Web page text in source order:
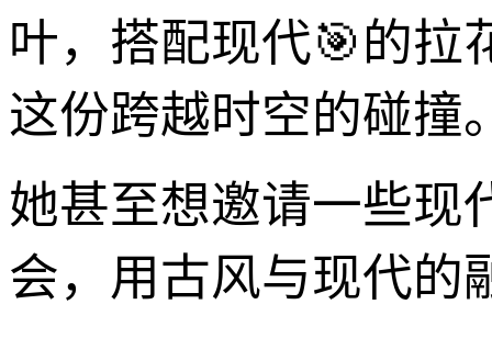
叶，搭配现代🎯的拉
这份跨越时空的碰撞
她甚至想邀请一些现
会，用古风与现代的